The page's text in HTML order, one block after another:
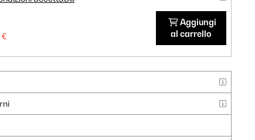
€
Aggiungi
al carrello